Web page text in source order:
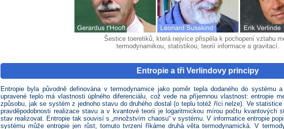
Šestice toeretiků, která nejvíce přispěla k pochopení vztahu
termodynamikou, statistikou, teorií informace a gravitací.
Entropie a tři Verlindovy principy
Entropie byla původně definována v termodynamice jako poměr tepla dodaného do systému
upravené teplo má vlastnosti úplného diferenciálu, což vede na příjemnou vlastnost: entropie
způsobu, jak se systém z jednoho stavu do druhého dostal (o teplu totéž říci nelze). Ve
pravděpodobnosti realizace stavu a v kvantové teorii je logaritmickou mírou počtu kvantových
stav realizovat. Entropie tak souvisí s „množstvím chaosu“ v systému. V informatice entropie
systému může entropie jen růst, tomuto tvrzení říkáme druhá věta termodynamická. V